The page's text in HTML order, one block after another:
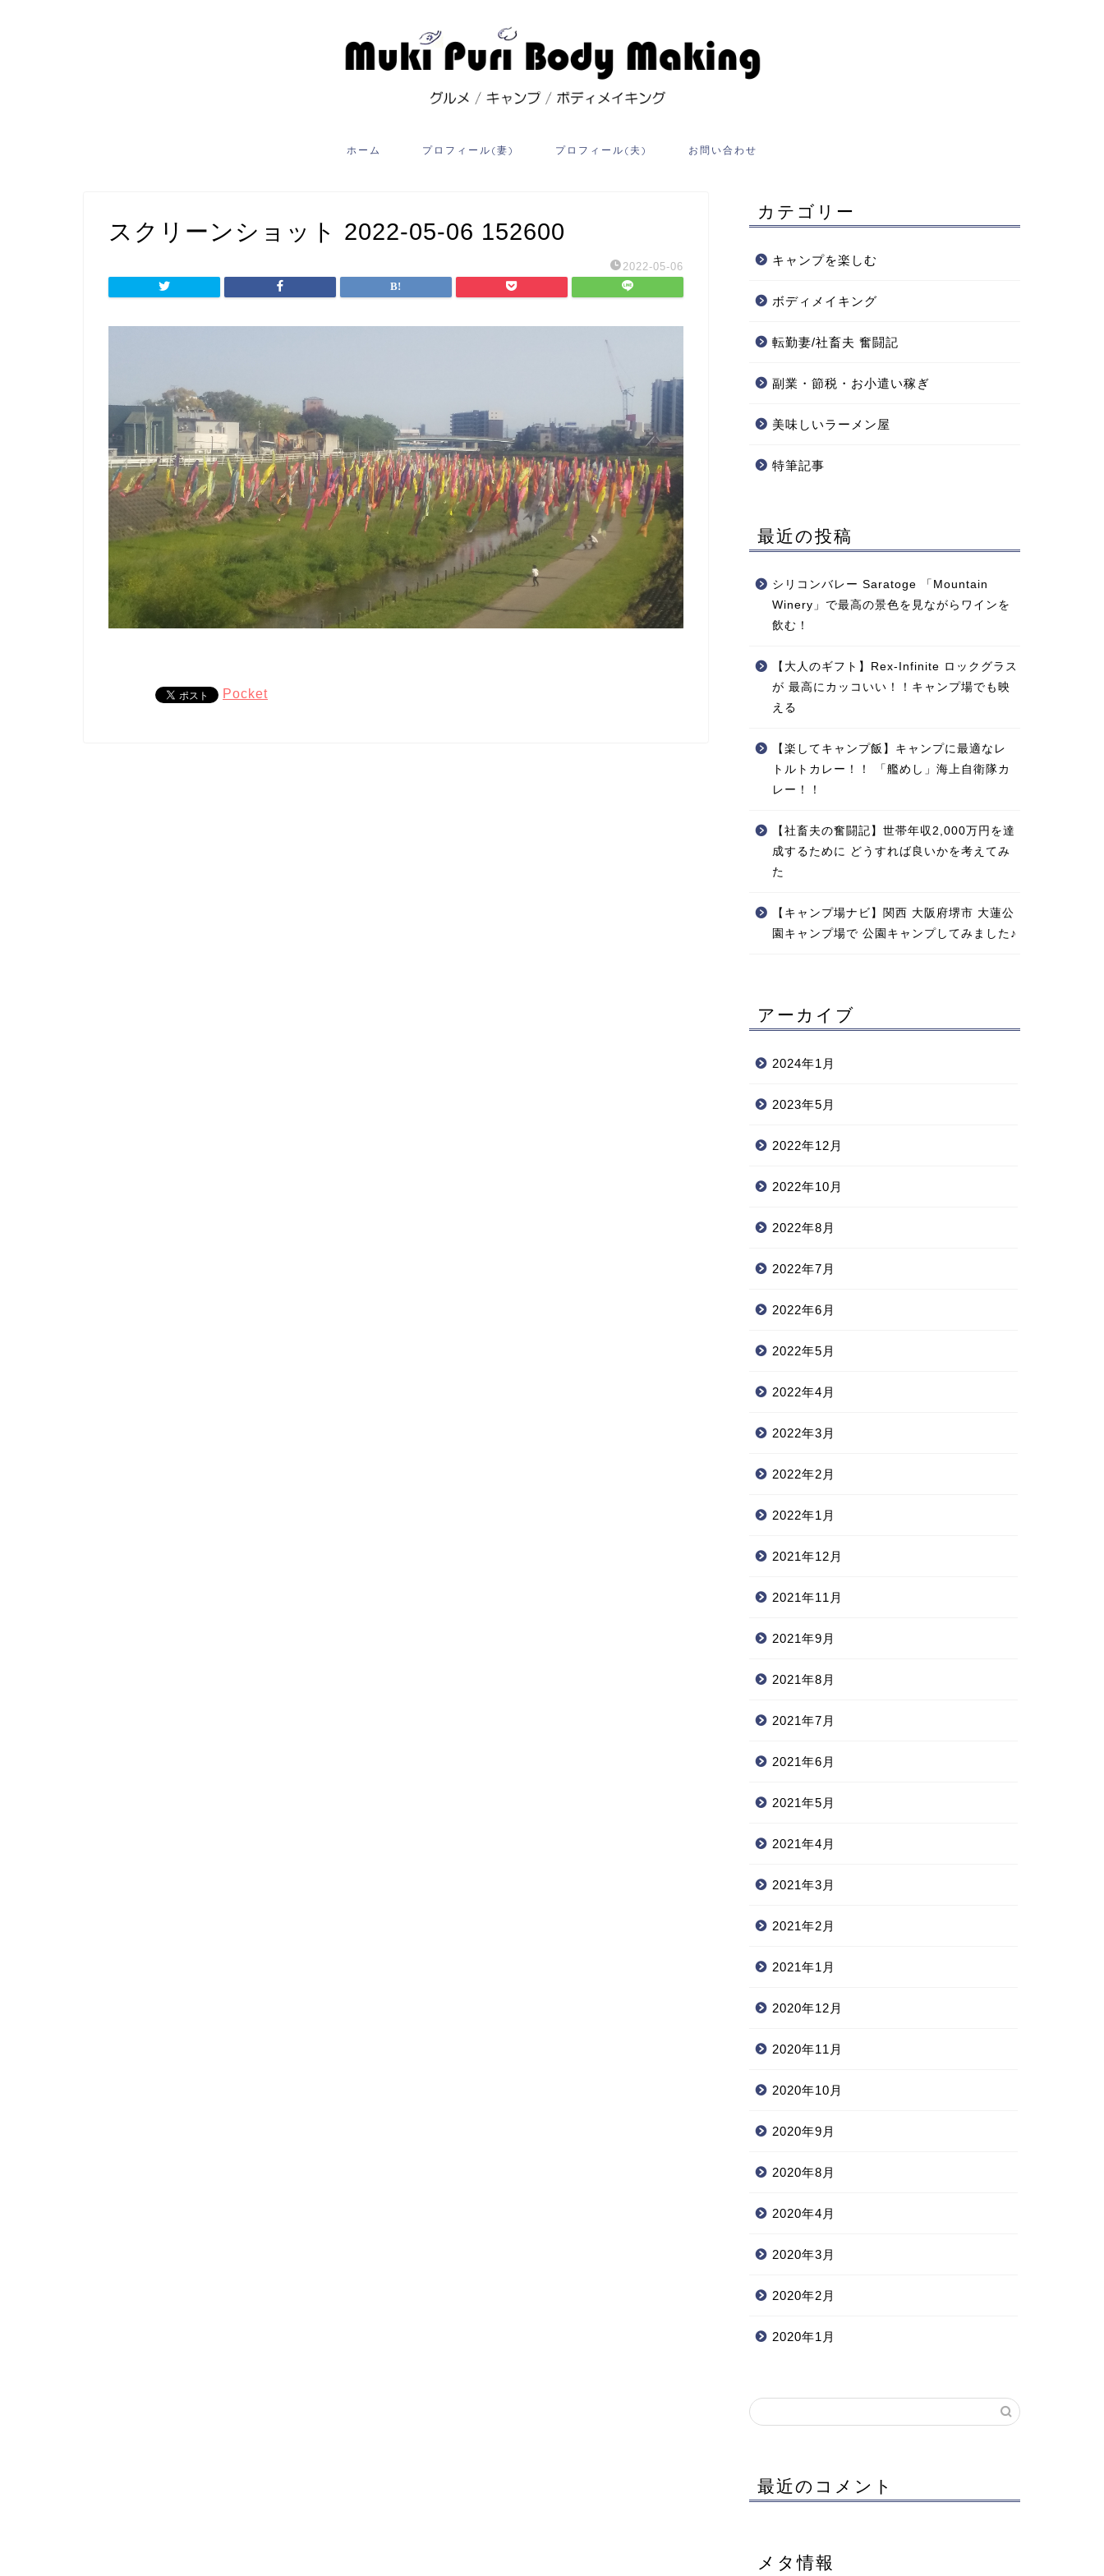
ホーム プロフィール(妻) プロフィール(夫) お問い合わせ
スクリーンショット 2022-05-06 152600
2022-05-06
Pocket
カテゴリー
キャンプを楽しむ
ボディメイキング
転勤妻/社畜夫 奮闘記
副業・節税・お小遣い稼ぎ
美味しいラーメン屋
特筆記事
最近の投稿
シリコンバレー Saratoge 「Mountain
Winery」で最高の景色を見ながらワインを
飲む！
【大人のギフト】Rex-Infinite ロックグラス
が 最高にカッコいい！！キャンプ場でも映
える
【楽してキャンプ飯】キャンプに最適なレ
トルトカレー！！ 「艦めし」海上自衛隊カ
レー！！
【社畜夫の奮闘記】世帯年収2,000万円を達
成するために どうすれば良いかを考えてみ
た
【キャンプ場ナビ】関西 大阪府堺市 大蓮公
園キャンプ場で 公園キャンプしてみました♪
アーカイブ
2024年1月
2023年5月
2022年12月
2022年10月
2022年8月
2022年7月
2022年6月
2022年5月
2022年4月
2022年3月
2022年2月
2022年1月
2021年12月
2021年11月
2021年9月
2021年8月
2021年7月
2021年6月
2021年5月
2021年4月
2021年3月
2021年2月
2021年1月
2020年12月
2020年11月
2020年10月
2020年9月
2020年8月
2020年4月
2020年3月
2020年2月
2020年1月
最近のコメント
メタ情報